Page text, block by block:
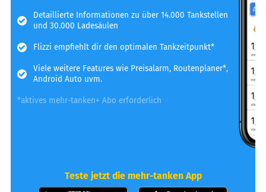
Detaillierte Informationen zu über 14.000 Tankstellen
und 30.000 Ladesäulen
Flizzi empfiehlt dir den optimalen Tankzeitpunkt*
Viele weitere Features wie Preisalarm, Routenplaner*,
Android Auto uvm.
*aktives mehr-tanken+ Abo erforderlich
Teste jetzt die mehr-tanken App